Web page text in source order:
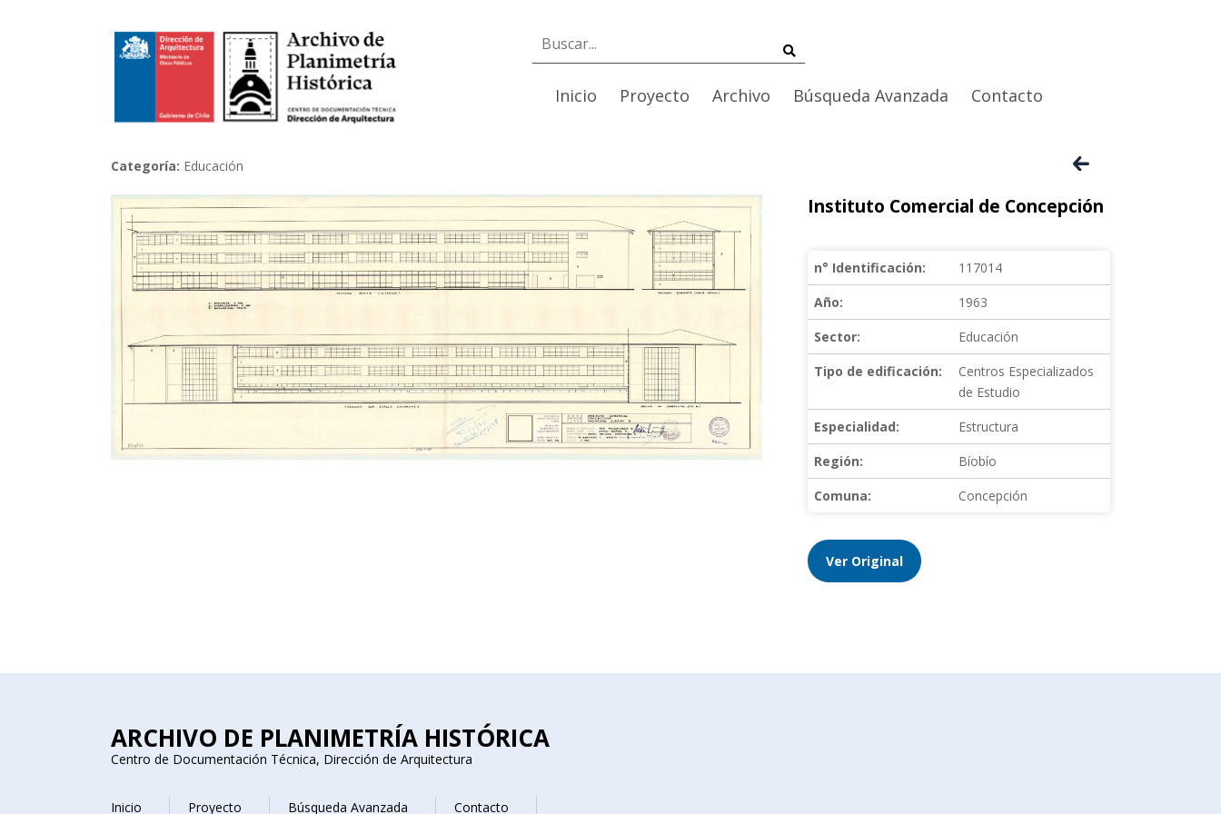
Inicio Proyecto Archivo Búsqueda Avanzada Contacto
Categoría: Educación
Instituto Comercial de Concepción
n° Identificación:
117014
Año:
1963
Sector:
Educación
Tipo de edificación:
Centros Especializados
de Estudio
Especialidad:
Estructura
Región:
Bíobío
Comuna:
Concepción
Ver Original
ARCHIVO DE PLANIMETRÍA HISTÓRICA
Centro de Documentación Técnica, Dirección de Arquitectura
Inicio Proyecto Búsqueda Avanzada Contacto